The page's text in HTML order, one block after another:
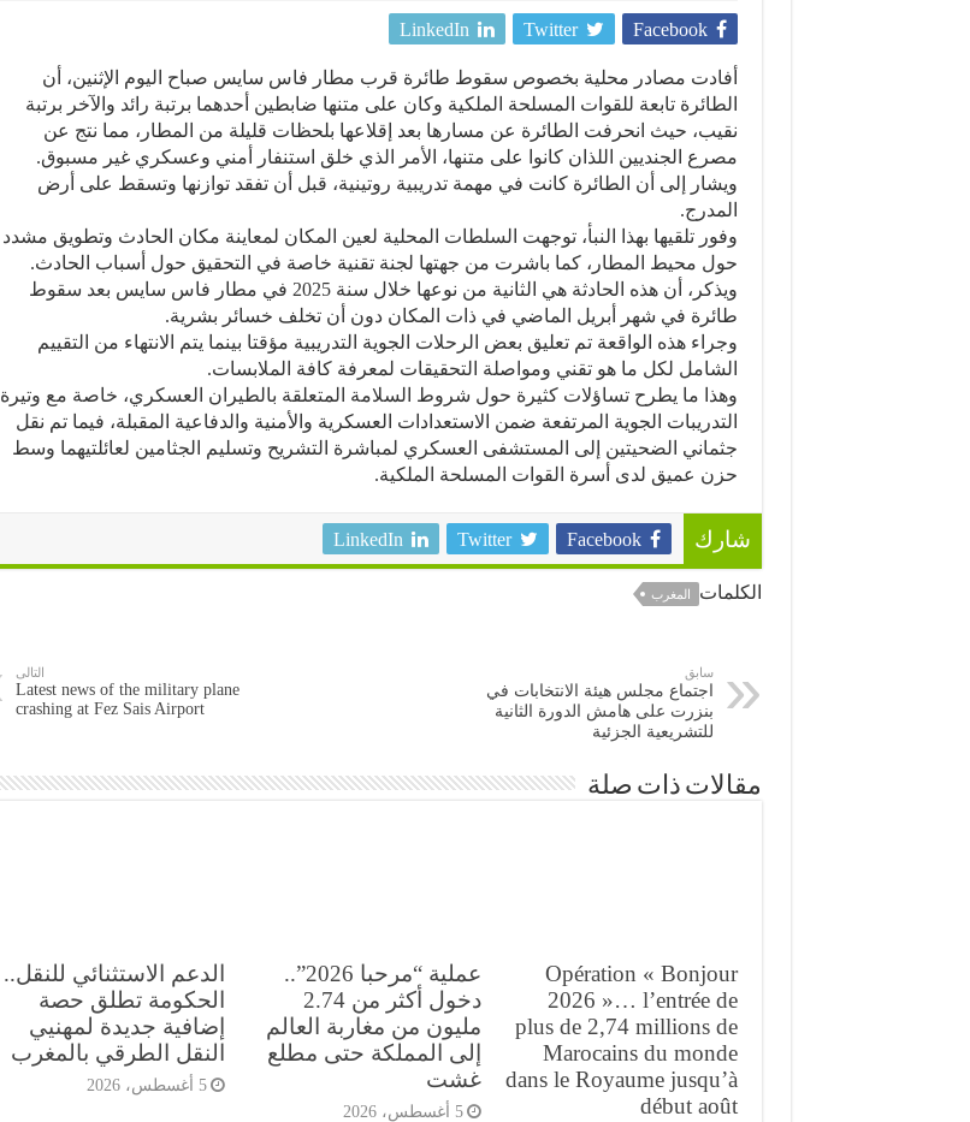
Facebook
Twitter
LinkedIn
أفادت مصادر محلية بخصوص سقوط طائرة قرب مطار فاس سايس صباح اليوم الإثنين، أن
الطائرة تابعة للقوات المسلحة الملكية وكان على متنها ضابطين أحدهما برتبة رائد والآخر برتبة
نقيب، حيث انحرفت الطائرة عن مسارها بعد إقلاعها بلحظات قليلة من المطار، مما نتج عن
مصرع الجنديين اللذان كانوا على متنها، الأمر الذي خلق استنفار أمني وعسكري غير مسبوق.
ويشار إلى أن الطائرة كانت في مهمة تدريبية روتينية، قبل أن تفقد توازنها وتسقط على أرض
المدرج.
وفور تلقيها بهذا النبأ، توجهت السلطات المحلية لعين المكان لمعاينة مكان الحادث وتطويق مشدد
حول محيط المطار، كما باشرت من جهتها لجنة تقنية خاصة في التحقيق حول أسباب الحادث.
ويذكر، أن هذه الحادثة هي الثانية من نوعها خلال سنة 2025 في مطار فاس سايس بعد سقوط
طائرة في شهر أبريل الماضي في ذات المكان دون أن تخلف خسائر بشرية.
وجراء هذه الواقعة تم تعليق بعض الرحلات الجوية التدريبية مؤقتا بينما يتم الانتهاء من التقييم
الشامل لكل ما هو تقني ومواصلة التحقيقات لمعرفة كافة الملابسات.
وهذا ما يطرح تساؤلات كثيرة حول شروط السلامة المتعلقة بالطيران العسكري، خاصة مع وتيرة
التدريبات الجوية المرتفعة ضمن الاستعدادات العسكرية والأمنية والدفاعية المقبلة، فيما تم نقل
جثماني الضحيتين إلى المستشفى العسكري لمباشرة التشريح وتسليم الجثامين لعائلتيهما وسط
حزن عميق لدى أسرة القوات المسلحة الملكية.
شارك Facebook
Twitter
LinkedIn
الكلمات المغرب
سابق
اجتماع مجلس هيئة الانتخابات في
بنزرت على هامش الدورة الثانية
للتشريعية الجزئية
التالى
Latest news of the military plane
crashing at Fez Sais Airport
مقالات ذات صلة
Opération « Bonjour
2026 »… l’entrée de
plus de 2,74 millions de
Marocains du monde
dans le Royaume jusqu’à
début août
عملية “مرحبا 2026”..
دخول أكثر من 2.74
مليون من مغاربة العالم
إلى المملكة حتى مطلع
غشت
5 أغسطس، 2026
الدعم الاستثنائي للنقل..
الحكومة تطلق حصة
إضافية جديدة لمهنيي
النقل الطرقي بالمغرب
5 أغسطس، 2026